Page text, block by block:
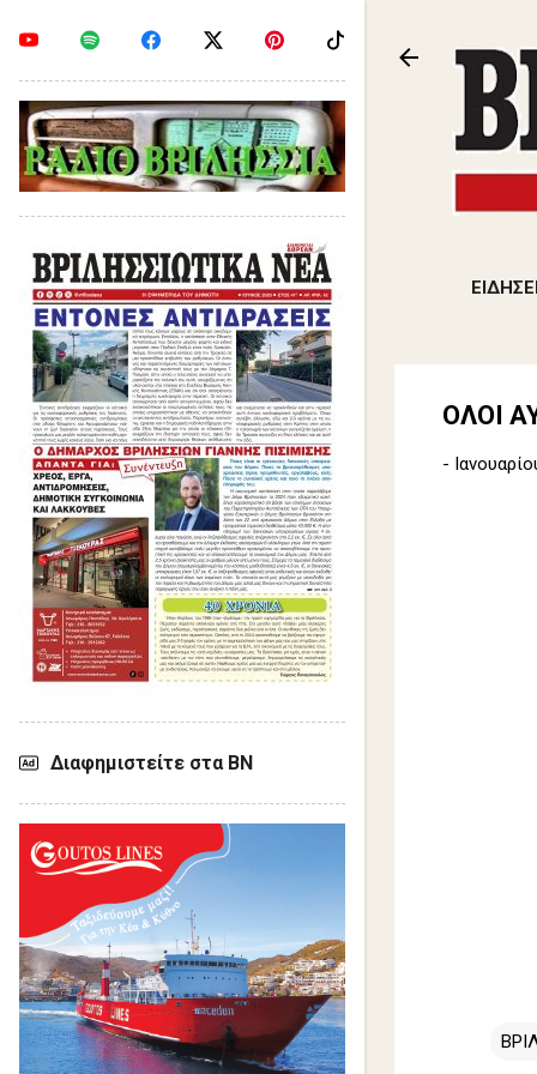
ΟΛΟΙ
-
Διαφημιστείτε στα ΒΝ